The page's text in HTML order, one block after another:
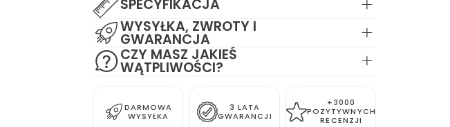
SPECYFIKACJA
WYSYŁKA, ZWROTY I
GWARANCJA
CZY MASZ JAKIEŚ
WĄTPLIWOŚCI?
DARMOWA
WYSYŁKA
3 LATA
GWARANCJI
+3000
POZYTYWNYCH
RECENZJI